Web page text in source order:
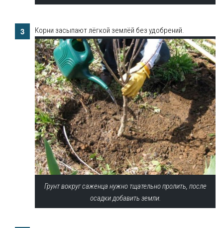
Корни засыпают лёгкой землёй без удобрений.
Грунт вокруг саженца нужно тщательно пролить, после
осадки добавить земли.